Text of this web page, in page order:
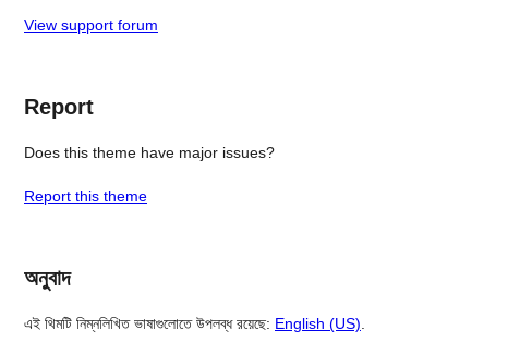
View support forum
Report
Does this theme have major issues?
Report this theme
অনুবাদ
এই থিমটি নিম্নলিখিত ভাষাগুলোতে উপলব্ধ রয়েছে: English (US)